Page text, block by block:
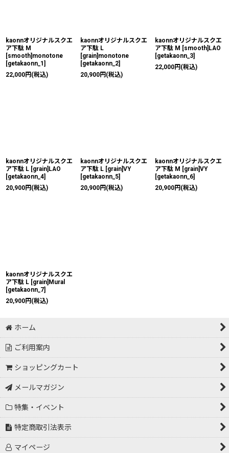
kaonnオリジナルスクエ
ア下駄 M
[smooth]monotone
[getakaonn_1]
22,000円 (税込)
kaonnオリジナルスクエ
ア下駄 L
[grain]monotone
[getakaonn_2]
20,900円 (税込)
kaonnオリジナルスクエ
ア下駄 M [smooth]LAO
[getakaonn_3]
22,000円 (税込)
kaonnオリジナルスクエ
ア下駄 L [grain]LAO
[getakaonn_4]
20,900円 (税込)
kaonnオリジナルスクエ
ア下駄 L [grain]VY
[getakaonn_5]
20,900円 (税込)
kaonnオリジナルスクエ
ア下駄 M [grain]VY
[getakaonn_6]
20,900円 (税込)
kaonnオリジナルスクエ
ア下駄 L [grain]Mural
[getakaonn_7]
20,900円 (税込)
ホーム
ご利用案内
ショッピングカート
メールマガジン
特集・イベント
特定商取引法表示
マイページ